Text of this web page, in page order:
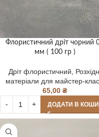
Флористичний дріт чорний
мм ( 100 гр )
Дріт флористичний
матеріали для майстер-
65,00 ₴
ДОДАТИ В